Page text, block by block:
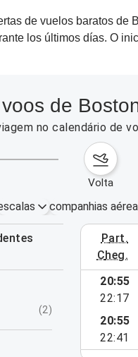
de vuelos baratos de
los últimos días. O
de
no calendário de
volta
companhias
part.
cheg.
31/08/2026
(2)
20:55
22:17
20:55
22:41